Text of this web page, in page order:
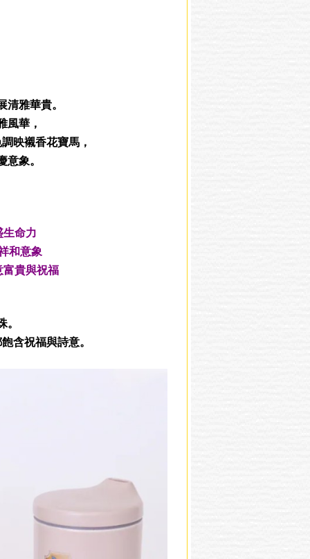
雅華貴。
風華，
映襯香花寶馬，
意象。
命力
和意象
貴與祝福
。
含祝福與詩意。